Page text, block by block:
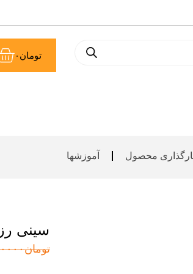
تومان ۰
محصول آموزشها
سینی
تومان